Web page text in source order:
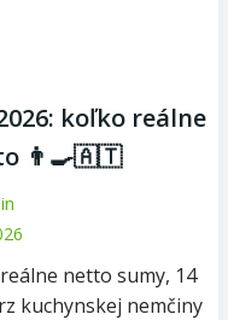
koľko reálne
👨‍🍳🇦🇹
netto sumy, 14
kuchynskej nemčiny